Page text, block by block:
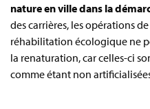
nature en ville dans la
des carrières, les opérations
réhabilitation écologique ne
la renaturation, car celles-ci
comme étant non